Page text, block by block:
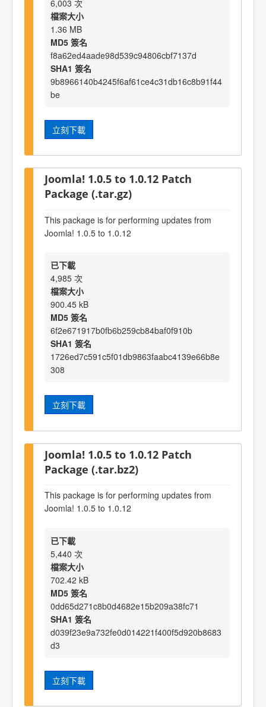
6,003 次
檔案大小
1.36 MB
MD5 簽名
f8a62ed4aade98d539c94806cbf7137d
SHA1 簽名
9b8966140b4245f6af61ce4c31db16c8b91f44
be
立刻下載
Joomla! 1.0.5 to 1.0.12 Patch
Package (.tar.gz)
This package is for performing updates from
Joomla! 1.0.5 to 1.0.12
已下載
4,985 次
檔案大小
900.45 kB
MD5 簽名
6f2e671917b0fb6b259cb84baf0f910b
SHA1 簽名
1726ed7c591c5f01db9863faabc4139e66b8e
308
立刻下載
Joomla! 1.0.5 to 1.0.12 Patch
Package (.tar.bz2)
This package is for performing updates from
Joomla! 1.0.5 to 1.0.12
已下載
5,440 次
檔案大小
702.42 kB
MD5 簽名
0dd65d271c8b0d4682e15b209a38fc71
SHA1 簽名
d039f23e9a732fe0d014221f400f5d920b8683
d3
立刻下載